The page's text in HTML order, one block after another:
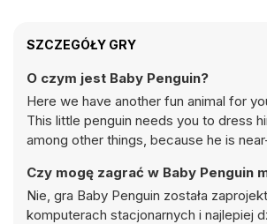
SZCZEGÓŁY GRY
O czym jest Baby Penguin?
Here we have another fun animal for
This little penguin needs you to dress
among other things, because he is
Czy mogę zagrać w Baby Penguin
Nie, gra Baby Penguin została
komputerach stacjonarnych i najlepiej